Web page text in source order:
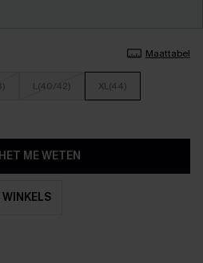
Maattabel
L(40/42) XL(44)
ME WETEN